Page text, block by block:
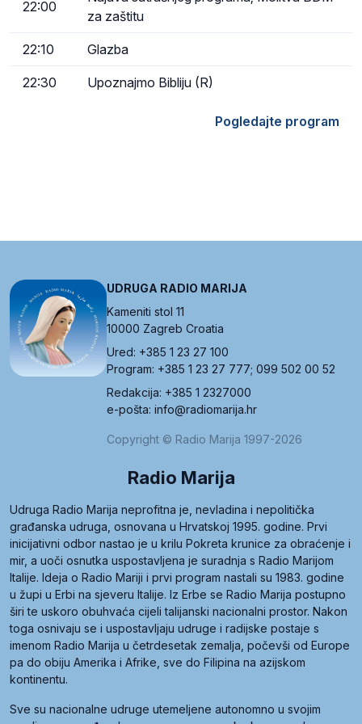
22:00
za zaštitu
22:10 Glazba
22:30 Upoznajmo Bibliju (R)
Pogledajte program
UDRUGA RADIO MARIJA
Kameniti stol 11
10000 Zagreb Croatia
Ured: +385 1 23 27 100
Program: +385 1 23 27 777; 099 502 00 52
Redakcija: +385 1 2327000
e-pošta: info@radiomarija.hr
Copyright © Radio Marija 1997-2026
Radio Marija
Udruga Radio Marija neprofitna je, nevladina i nepolitička
građanska udruga, osnovana u Hrvatskoj 1995. godine. Prvi
inicijativni odbor nastao je u krilu Pokreta krunice za obraćenje i
mir, a uoči osnutka uspostavljena je suradnja s Radio Marijom
Italije. Ideja o Radio Mariji i prvi program nastali su 1983. godine
u župi u Erbi na sjeveru Italije. Iz Erbe se Radio Marija postupno
širi te uskoro obuhvaća cijeli talijanski nacionalni prostor. Nakon
toga osnivaju se i uspostavljaju udruge i radijske postaje s
imenom Radio Marija u četrdesetak zemalja, počevši od Europe
pa do obiju Amerika i Afrike, sve do Filipina na azijskom
kontinentu.
Sve su nacionalne udruge utemeljene autonomno u svojim